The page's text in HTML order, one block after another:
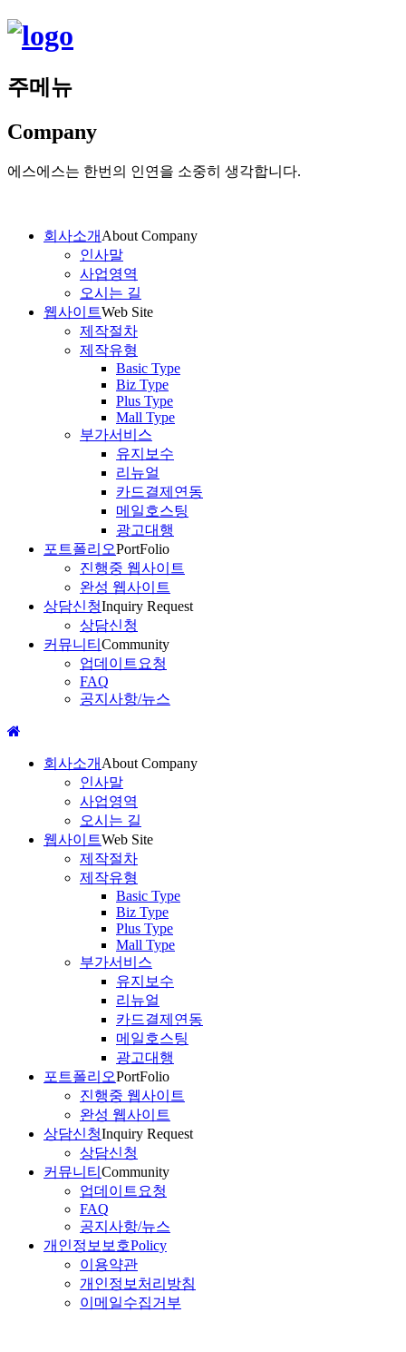
주메뉴
Company
에스에스는 한번의 인연을 소중히 생각합니다.
회사소개 About Company
인사말
사업영역
오시는 길
웹사이트Web Site
제작절차
제작유형
Basic Type
Biz Type
Plus Type
Mall Type
부가서비스
유지보수
리뉴얼
카드결제연동
메일호스팅
광고대행
포트폴리오PortFolio
진행중 웹사이트
완성 웹사이트
상담신청Inquiry Request
상담신청
커뮤니티 Community
업데이트요청
FAQ
공지사항/뉴스
회사소개 About Company
인사말
사업영역
오시는 길
웹사이트Web Site
제작절차
제작유형
Basic Type
Biz Type
Plus Type
Mall Type
부가서비스
유지보수
리뉴얼
카드결제연동
메일호스팅
광고대행
포트폴리오PortFolio
진행중 웹사이트
완성 웹사이트
상담신청Inquiry Request
상담신청
커뮤니티 Community
업데이트요청
FAQ
공지사항/뉴스
개인정보보호Policy
이용약관
개인정보처리방침
이메일수집거부